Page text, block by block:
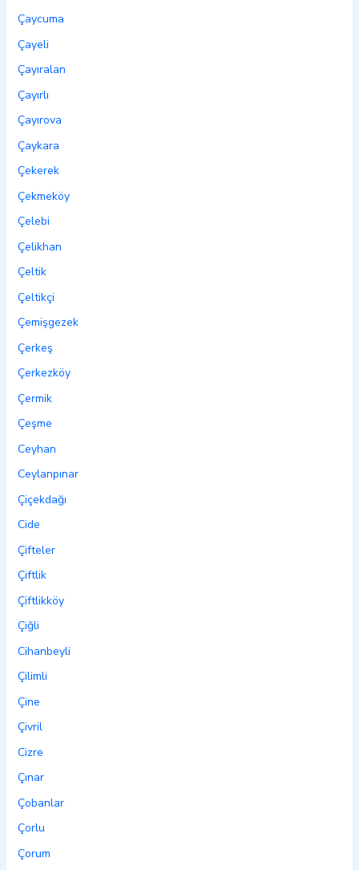
Çaycuma
Çayeli
Çayıralan
Çayırlı
Çayırova
Çaykara
Çekerek
Çekmeköy
Çelebi
Çelikhan
Çeltik
Çeltikçi
Çemişgezek
Çerkeş
Çerkezköy
Çermik
Çeşme
Ceyhan
Ceylanpınar
Çiçekdağı
Cide
Çifteler
Çiftlik
Çiftlikköy
Çiğli
Cihanbeyli
Çilimli
Çine
Çivril
Cizre
Çınar
Çobanlar
Çorlu
Çorum